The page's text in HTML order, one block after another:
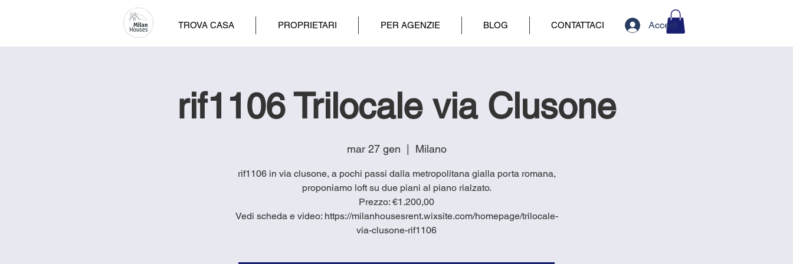
TROVA CASA PROPRIETARI PER AGENZIE BLOG CONTATTACI Accedi
rif1106 Trilocale via Clusone
mar 27 gen
  |
Milano
rif1106 in via clusone, a pochi passi dalla metropolitana gialla porta romana,
proponiamo loft su due piani al piano rialzato.
Prezzo: €1.200,00
Vedi scheda e video: https://milanhousesrent.wixsite.com/homepage/trilocale-
via-clusone-rif1106